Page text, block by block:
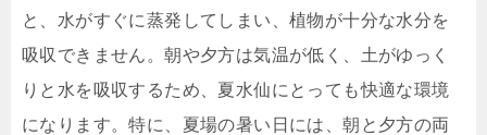
と、水がすぐに蒸発してしまい、植物が十分な水分を
吸収できません。朝や夕方は気温が低く、土がゆっく
りと水を吸収するため、夏水仙にとっても快適な環境
になります。特に、夏場の暑い日には、朝と夕方の両